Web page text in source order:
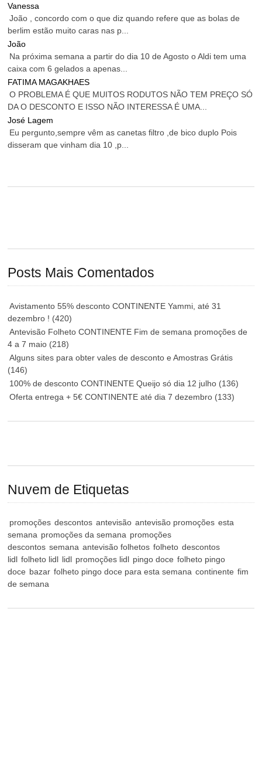
Vanessa
João , concordo com o que diz quando refere que as bolas de
berlim estão muito caras nas p...
João
Na próxima semana a partir do dia 10 de Agosto o Aldi tem uma
caixa com 6 gelados a apenas...
FATIMA MAGAKHAES
O PROBLEMA É QUE MUITOS RODUTOS NÃO TEM PREÇO SÓ
DA O DESCONTO E ISSO NÃO INTERESSA É UMA...
José Lagem
Eu pergunto,sempre vêm as canetas filtro ,de bico duplo Pois
disseram que vinham dia 10 ,p...
Posts Mais Comentados
Avistamento 55% desconto CONTINENTE Yammi, até 31
dezembro ! (420)
Antevisão Folheto CONTINENTE Fim de semana promoções de
4 a 7 maio (218)
Alguns sites para obter vales de desconto e Amostras Grátis
(146)
100% de desconto CONTINENTE Queijo só dia 12 julho (136)
Oferta entrega + 5€ CONTINENTE até dia 7 dezembro (133)
Nuvem de Etiquetas
promoções descontos antevisão antevisão promoções esta
semana promoções da semana promoções
descontos semana antevisão folhetos folheto descontos
lidl folheto lidl lidl promoções lidl pingo doce folheto pingo
doce bazar folheto pingo doce para esta semana continente fim
de semana